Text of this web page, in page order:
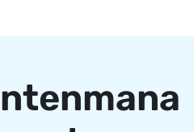
ntenmana